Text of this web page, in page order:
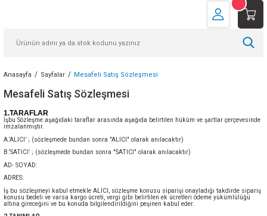
Anasayfa Sayfalar Mesafeli Satış Sözleşmesi
Mesafeli Satış Sözleşmesi
1.TARAFLAR
İşbu Sözleşme aşağıdaki taraflar arasında aşağıda belirtilen hüküm ve şartlar çerçevesinde
imzalanmıştır.
A.‘ALICI’ ; (sözleşmede bundan sonra "ALICI" olarak anılacaktır)
B.‘SATICI’ ; (sözleşmede bundan sonra "SATICI" olarak anılacaktır)
AD- SOYAD:
ADRES:
İş bu sözleşmeyi kabul etmekle ALICI, sözleşme konusu siparişi onayladığı takdirde sipariş
konusu bedeli ve varsa kargo ücreti, vergi gibi belirtilen ek ücretleri ödeme yükümlülüğü
altına gireceğini ve bu konuda bilgilendirildiğini peşinen kabul eder.